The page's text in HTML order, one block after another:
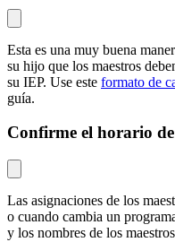
Esta es una muy buena
su hijo que los maestros
su IEP. Use este formato de
guía.
Confirme el horario
Las asignaciones de los
o cuando cambia un
y los nombres de los